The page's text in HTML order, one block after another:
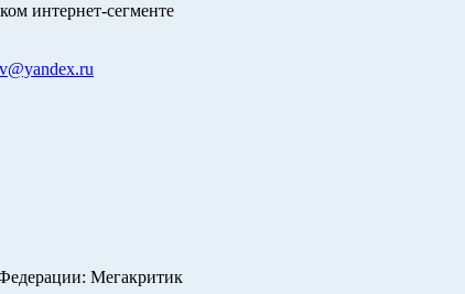
интернет-сегменте
Мегакритик